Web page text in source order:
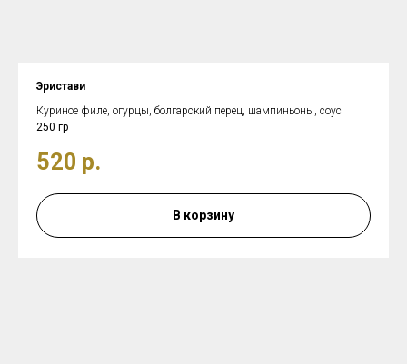
Эристави
Куриное филе, огурцы, болгарский перец, шампиньоны, соус
250 гр
520 р.
В корзину